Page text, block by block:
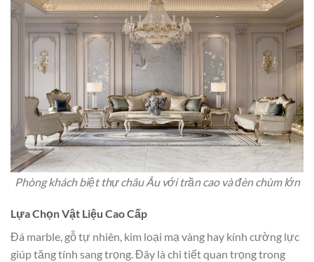
Phòng khách biệt thự châu Âu với trần cao và đèn chùm lớn
Lựa Chọn Vật Liệu Cao Cấp
Đá marble, gỗ tự nhiên, kim loại mạ vàng hay kính cường lực
giúp tăng tính sang trọng. Đây là chi tiết quan trọng trong